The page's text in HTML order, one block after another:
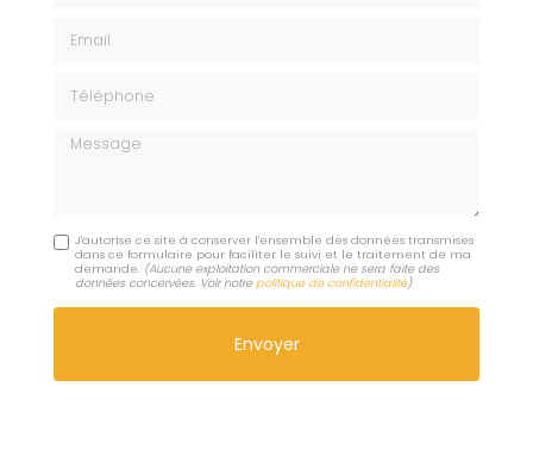
Message
J'autorise ce site à conserver l'ensemble des données transmises
dans ce formulaire pour faciliter le suivi et le traitement de ma
demande. (Aucune exploitation commerciale ne sera faite des
données concervées. Voir notrepolitique de confidentialité)